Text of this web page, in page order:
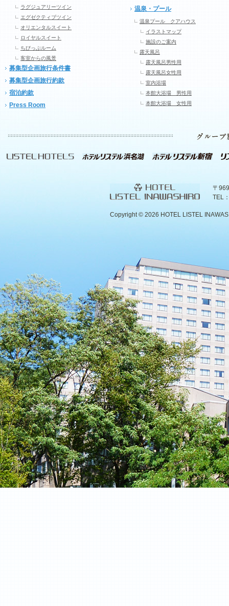
ラグジュアリーツイン
エグゼクティブツイン
オリエンタルスイート
ロイヤルスイート
ちびっぷルーム
客室からの風景
募集型企画旅行条件書
募集型企画旅行約款
宿泊約款
Press Room
温泉・プール
温泉プール クアハウス
イラストマップ
施設のご案内
露天風呂
露天風呂男性用
露天風呂女性用
室内浴場
本館大浴場 男性用
本館大浴場 女性用
〒
TEL
Copyright © 2026 HOTEL LISTEL